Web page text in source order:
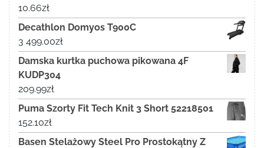
10.66zł
Decathlon Domyos T900C
3 499.00zł
Damska kurtka puchowa pikowana 4F
KUDP304
209.99zł
Puma Szorty Fit Tech Knit 3 Short 52218501
152.10zł
Basen Stelażowy Steel Pro Prostokątny Z